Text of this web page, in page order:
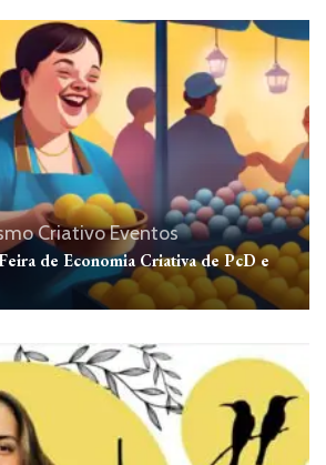
CriativoEventos
de Economia Criativa de PcD e